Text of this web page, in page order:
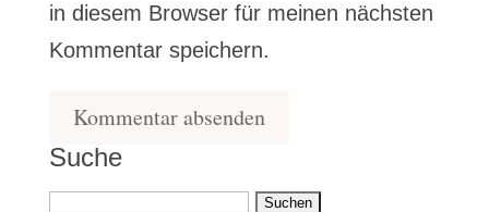
in diesem Browser für meinen nächsten
Kommentar speichern.
Suche
Suchen